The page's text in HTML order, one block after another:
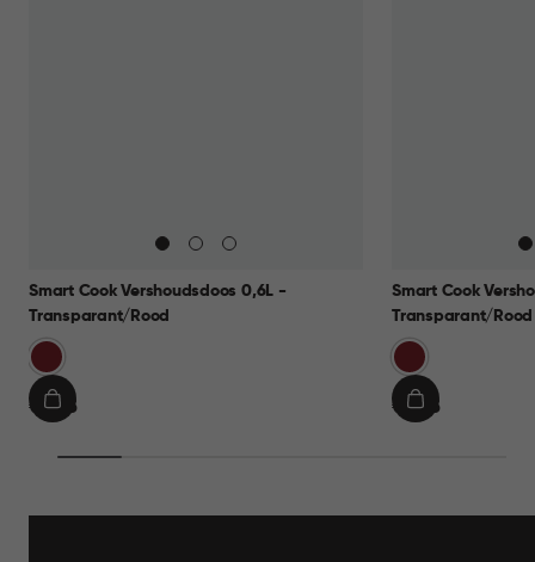
Smart Cook Vershoudsdoos 0,6L -
Transparant/Rood
Rood
€€ 9,95
IN
Smart Cook
Transparant/Rood
Rood
€€ 9,95
IN